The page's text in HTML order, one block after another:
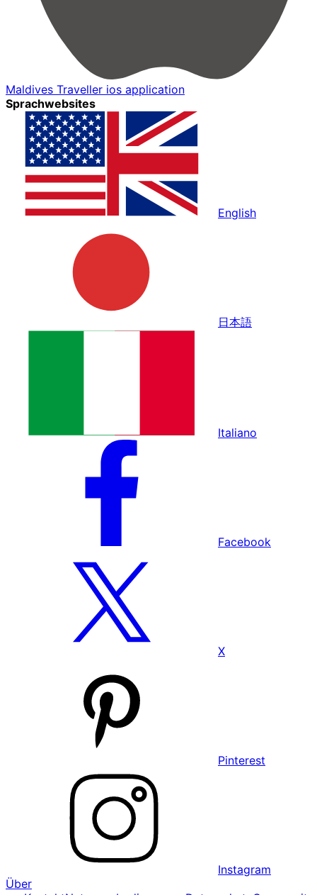
Maldives Traveller ios application
Sprachwebsites
English
日本語
Italiano
Facebook
X
Pinterest
Instagram
Über